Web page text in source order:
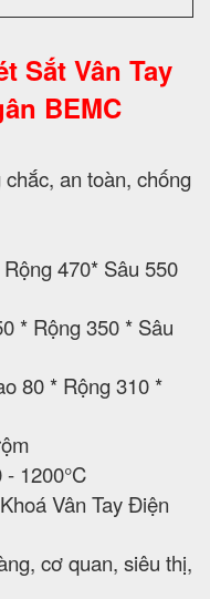
Sắt Vân Tay
BEMC
an toàn, chống
470* Sâu 550
* Rộng 350 * Sâu
80 * Rộng 310 *
1200°C
Vân Tay Điện
cơ quan, siêu thị,